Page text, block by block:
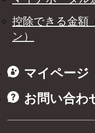
控除できる金額
ン）
マイページ
お問い合わ